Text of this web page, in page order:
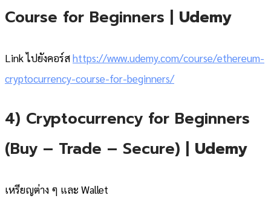
Course for Beginners | Udemy
Link ไปยังคอร์สhttps://www.udemy.com/course/ethereum-
cryptocurrency-course-for-beginners/
4) Cryptocurrency for Beginners
(Buy – Trade – Secure) | Udemy
เหรียญต่าง ๆ และ Wallet